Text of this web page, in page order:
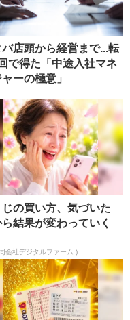
バ店頭から経営まで...転
で得た「中途入社マネ
ーの極意」
の買い方、気づいた
ら結果が変わっていく
会社デジタルファーム )